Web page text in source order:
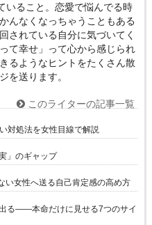
いること。恋愛で悩んでる時
んなくなっちゃうこともある
されている自分に気づいてく
て幸せ」って心から感じられ
るようなヒントをたくさん散
を送ります。
このライターの記事一覧
対処法を女性目線で解説
」のギャップ
い女性へ送る自己肯定感の高め方
る——本命だけに見せる7つのサイ